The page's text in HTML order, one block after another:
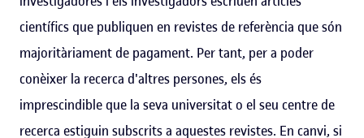
científics que publiquen en revistes de referència que són
majoritàriament de pagament. Per tant, per a poder
conèixer la recerca d'altres persones, els és
imprescindible que la seva universitat o el seu centre de
recerca estiguin subscrits a aquestes revistes. En canvi, si